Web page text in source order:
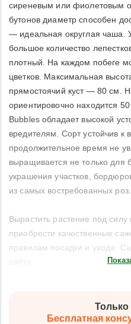
сиреневым или фиолетовым
бутонов диаметр способен
— идеальная округлая чаша.
большое количество
плотный. На каждом побеге
цветков. Максимальная
прямостоячий куст — 80 см.
ориентировочно находится
Bubbles обладает высокой
вредителям. Сорт устойчив к
продолжительное время не
выращивается не только для
украшения участков,
из самых востребованных роз.
Вырастить растение под силу
приобрести качественные
правилам посадки и ухода.
Только
Бесплатная